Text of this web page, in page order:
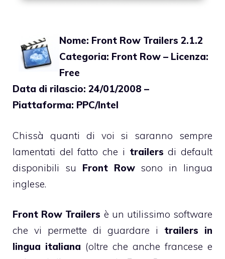
Nome: Front Row Trailers 2.1.2
Categoria: Front Row – Licenza:
Free
Data di rilascio: 24/01/2008 –
Piattaforma: PPC/Intel
Chissà quanti di voi si saranno sempre
lamentati del fatto che i trailers di default
disponibili su Front Row sono in lingua
inglese.
Front Row Trailers è un utilissimo software
che vi permette di guardare i trailers in
lingua italiana (oltre che anche francese e